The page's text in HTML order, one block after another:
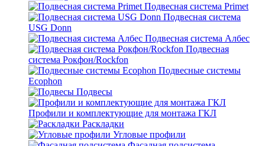
Подвесная система Primet
Подвесная система
USG Donn
Подвесная система Албес
Подвесная
система Рокфон/Rockfon
Подвесные системы
Ecophon
Подвесы
Профили и комплектующие для монтажа ГКЛ
Раскладки
Угловые профили